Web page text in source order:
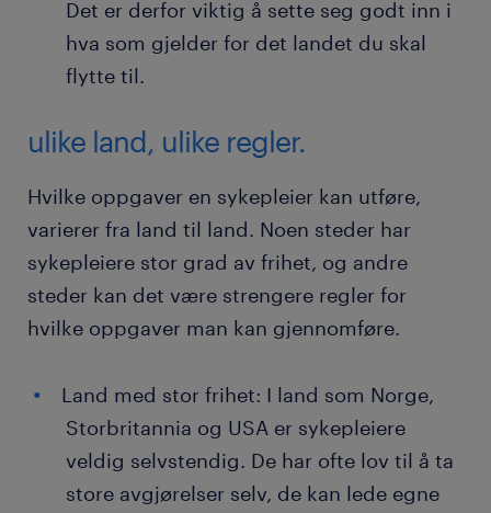
Det er derfor viktig å sette seg godt inn i
hva som gjelder for det landet du skal
flytte til.
ulike land, ulike regler.
Hvilke oppgaver en sykepleier kan utføre,
varierer fra land til land. Noen steder har
sykepleiere stor grad av frihet, og andre
steder kan det være strengere regler for
hvilke oppgaver man kan gjennomføre.
Land med stor frihet: I land som Norge,
Storbritannia og USA er sykepleiere
veldig selvstendig. De har ofte lov til å ta
store avgjørelser selv, de kan lede egne